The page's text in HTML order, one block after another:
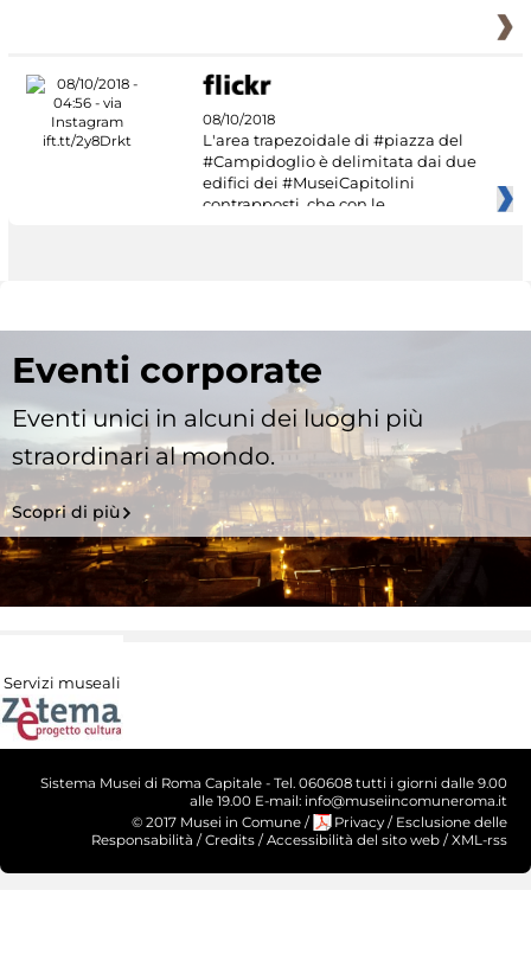
08/10/2018
L'area trapezoidale di #piazza del
#Campidoglio è delimitata dai due
edifici dei #MuseiCapitolini
contrapposti, che con le
Eventi corporate
Eventi unici in alcuni dei luoghi più
straordinari al mondo.
Scopri di più
Servizi museali
Sistema Musei di Roma Capitale - Tel. 060608 tutti i giorni dalle 9.00
alle 19.00 E-mail: info@museiincomuneroma.it
© 2017 Musei in Comune / Privacy / Esclusione delle
Responsabilità / Credits / Accessibilità del sito web / XML-rss